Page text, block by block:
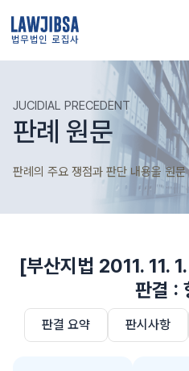
법무법인 로집사
JUCIDIAL PRECEDENT
판례 원문
판례의 주요 쟁점과 판단 내용을 원
[부산지법 2011. 11.
판결 :
판결 요약 판시사항